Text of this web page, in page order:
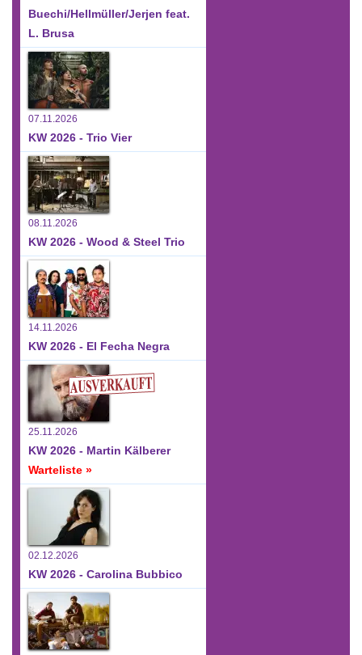
Buechi/Hellmüller/Jerjen feat.
L. Brusa
07.11.2026
KW 2026 - Trio Vier
08.11.2026
KW 2026 - Wood & Steel Trio
14.11.2026
KW 2026 - El Fecha Negra
25.11.2026
KW 2026 - Martin Kälberer
Warteliste »
02.12.2026
KW 2026 - Carolina Bubbico